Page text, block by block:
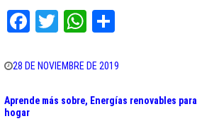
Fa
bo
ok
T
tt
er
W
ts
A
pp
e
28 DE NOVIEMBRE DE 2019
Navegación
Aprende más sobre, Energías renovables para
hogar